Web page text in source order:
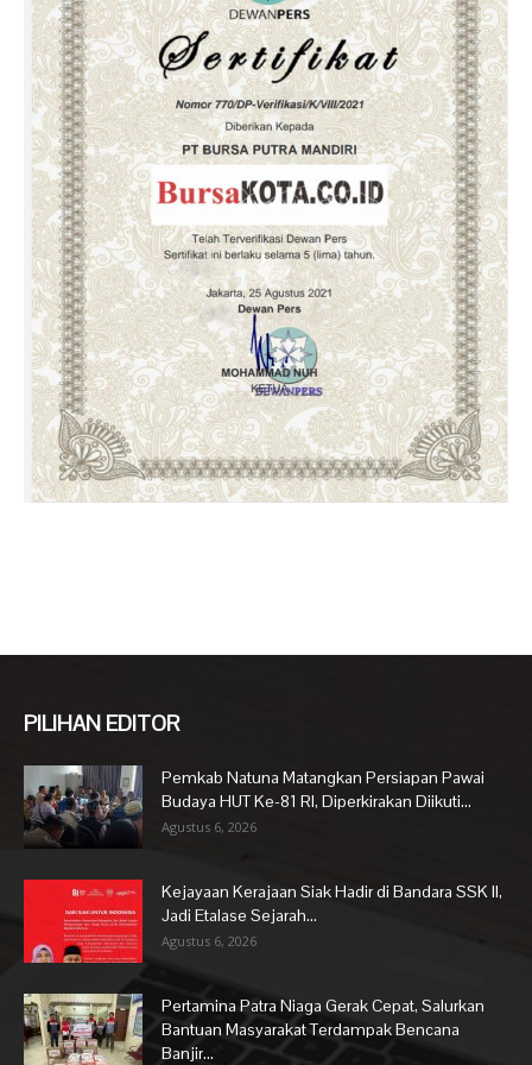
PILIHAN EDITOR
Pemkab Natuna Matangkan Persiapan Pawai
Budaya HUT Ke-81 RI, Diperkirakan Diikuti...
Agustus 6, 2026
Kejayaan Kerajaan Siak Hadir di Bandara SSK II,
Jadi Etalase Sejarah...
Agustus 6, 2026
Pertamina Patra Niaga Gerak Cepat, Salurkan
Bantuan Masyarakat Terdampak Bencana
Banjir...